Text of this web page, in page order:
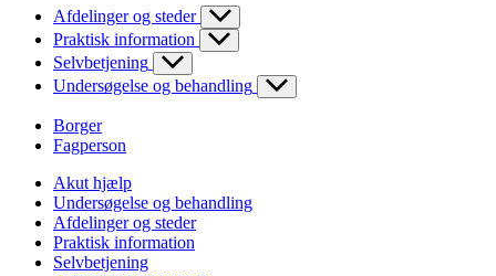
Afdelinger og steder
Praktisk information
Selvbetjening
Undersøgelse og behandling
Borger
Fagperson
Akut hjælp
Undersøgelse og behandling
Afdelinger og steder
Praktisk information
Selvbetjening